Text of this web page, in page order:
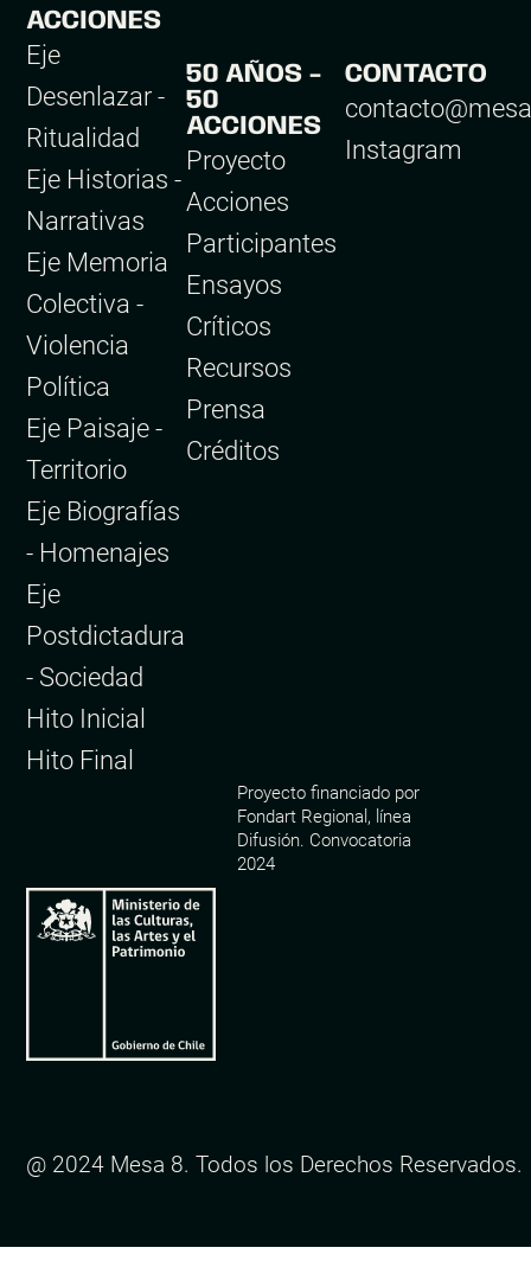
ACCIONES
Eje
Desenlazar -
Ritualidad
Eje Historias -
Narrativas
Eje Memoria
Colectiva -
Violencia
Política
Eje Paisaje -
Territorio
Eje Biografías
- Homenajes
Eje
Postdictadura
- Sociedad
Hito Inicial
Hito Final
50 AÑOS -
50
ACCIONES
Proyecto
Acciones
Participantes
Ensayos
Críticos
Recursos
Prensa
Créditos
CONTACTO
Instagram
Proyecto financiado por
Fondart Regional, línea
Difusión. Convocatoria
2024
@ 2024 Mesa 8. Todos los Derechos Reservados.